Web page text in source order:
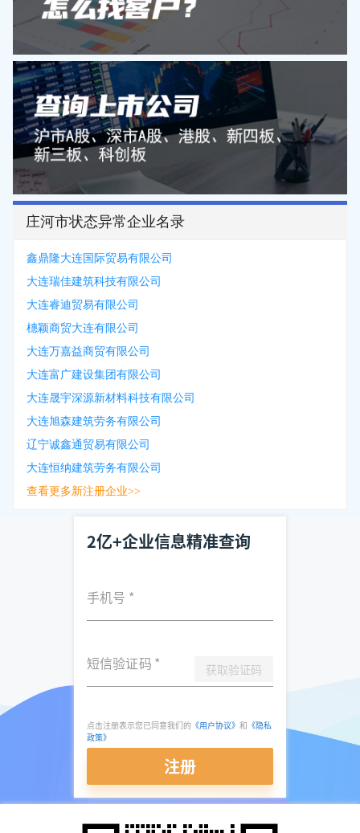
庄河市状态异常企业名录
鑫鼎隆大连国际贸易有限公司
大连瑞佳建筑科技有限公司
大连睿迪贸易有限公司
橞颖商贸大连有限公司
大连万嘉益商贸有限公司
大连富广建设集团有限公司
大连晟宇深源新材料科技有限公司
大连旭森建筑劳务有限公司
辽宁诚鑫通贸易有限公司
大连恒纳建筑劳务有限公司
查看更多新注册企业>>
2亿+企业信息精准查询
手机号 *
短信验证码 * 获取验证码
点击注册表示您已同意我们的 《用户协议》 和 《隐私
政策》
注册